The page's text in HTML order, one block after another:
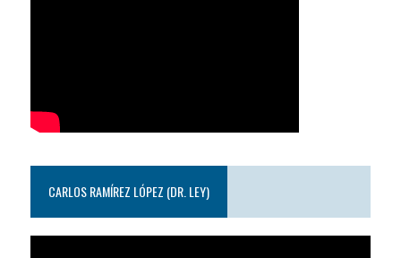
CARLOS RAMÍREZ LÓPEZ (DR. LEY)